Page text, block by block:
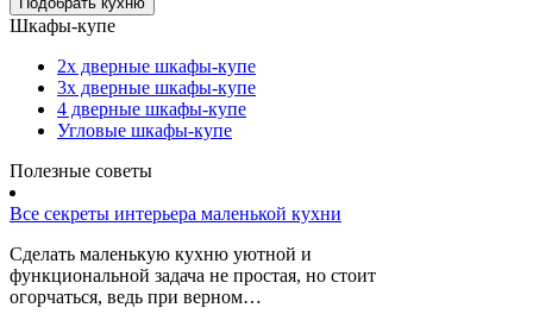
Шкафы-купе
2х дверные шкафы-купе
3х дверные шкафы-купе
4 дверные шкафы-купе
Угловые шкафы-купе
Полезные советы
Все секреты интерьера маленькой кухни
Сделать маленькую кухню уютной и
функциональной задача не простая, но стоит
огорчаться, ведь при верном…